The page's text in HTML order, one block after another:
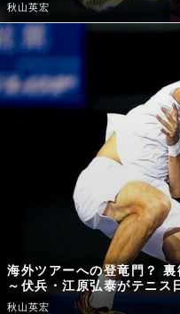
秋山英宏
海外ツアーへの登竜門？ 裏
～伏兵・江原弘泰がテニス
秋山英宏